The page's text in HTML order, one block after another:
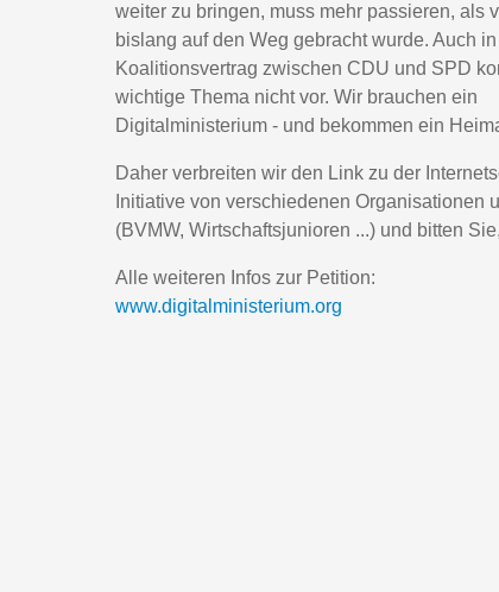
weiter zu bringen, muss mehr passieren, als
bislang auf den Weg gebracht wurde. Auch
Koalitionsvertrag zwischen CDU und SPD
wichtige Thema nicht vor. Wir brauchen ein
Digitalministerium - und bekommen ein
Daher verbreiten wir den Link zu der
Initiative von verschiedenen
(BVMW, Wirtschaftsjunioren ...) und bitten
Alle weiteren Infos zur Petition:
www.digitalministerium.org